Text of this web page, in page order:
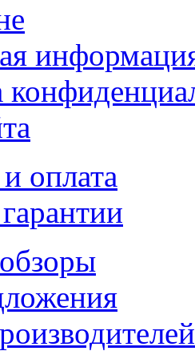
оплата